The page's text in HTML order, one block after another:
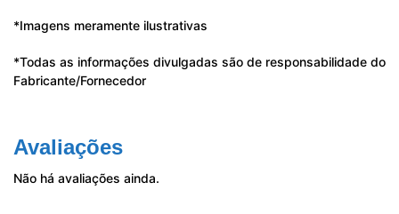
*Imagens meramente ilustrativas
*Todas as informações divulgadas são de responsabilidade do
Fabricante/Fornecedor
Avaliações
Não há avaliações ainda.